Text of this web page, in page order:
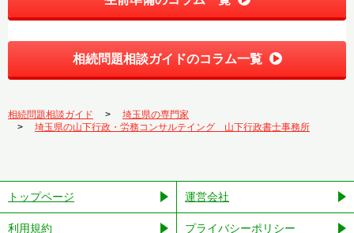
相続問題相談ガイドのコラム一覧
相続問題相談ガイド
埼玉県の専門家
埼玉県の山下行政・労務コンサルテイング 山下行政書士事務所
トップページ 運営会社
利用規約 プライバシーポリシー